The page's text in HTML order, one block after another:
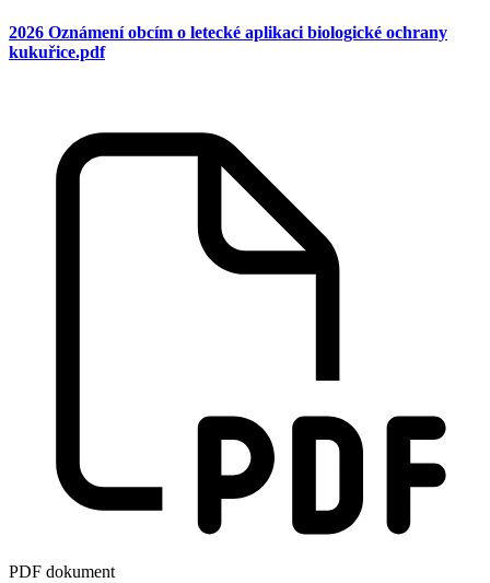
2026 Oznámení obcím o letecké aplikaci biologické ochrany
kukuřice.pdf
PDF dokument